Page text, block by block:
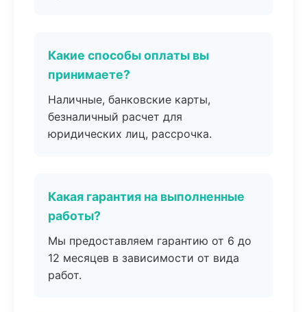
Какие способы оплаты вы
принимаете?
Наличные, банковские карты,
безналичный расчет для
юридических лиц, рассрочка.
Какая гарантия на выполненные
работы?
Мы предоставляем гарантию от 6 до
12 месяцев в зависимости от вида
работ.